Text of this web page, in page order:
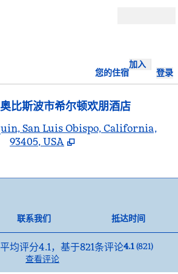
您的住宿
加入
登录
比斯波市希尔顿欢朋酒店
San Luis Obispo, California,
93405, USA
联系我们
抵达时间
4.1 (821)
查看评论